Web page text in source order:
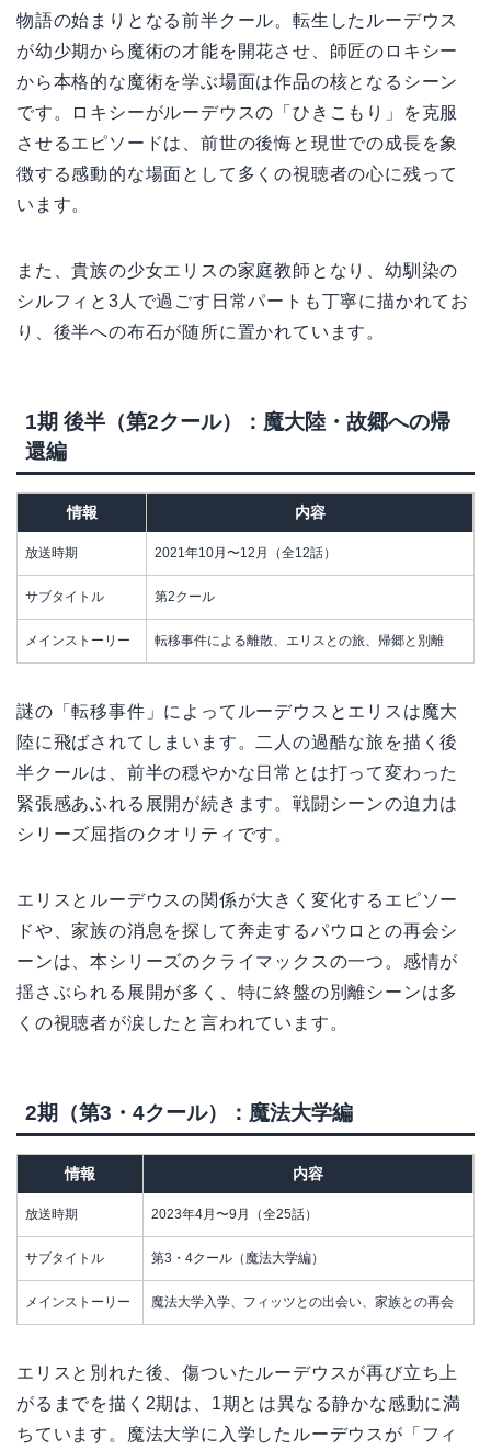
物語の始まりとなる前半クール。転生したルーデウス
が幼少期から魔術の才能を開花させ、師匠のロキシー
から本格的な魔術を学ぶ場面は作品の核となるシーン
です。ロキシーがルーデウスの「ひきこもり」を克服
させるエピソードは、前世の後悔と現世での成長を象
徴する感動的な場面として多くの視聴者の心に残って
います。
また、貴族の少女エリスの家庭教師となり、幼馴染の
シルフィと3人で過ごす日常パートも丁寧に描かれてお
り、後半への布石が随所に置かれています。
1期 後半（第2クール）：魔大陸・故郷への帰
還編
情報 内容
放送時期 2021年10月〜12月（全12話）
サブタイトル 第2クール
メインストーリー 転移事件による離散、エリスとの旅、帰郷と別離
謎の「転移事件」によってルーデウスとエリスは魔大
陸に飛ばされてしまいます。二人の過酷な旅を描く後
半クールは、前半の穏やかな日常とは打って変わった
緊張感あふれる展開が続きます。戦闘シーンの迫力は
シリーズ屈指のクオリティです。
エリスとルーデウスの関係が大きく変化するエピソー
ドや、家族の消息を探して奔走するパウロとの再会シ
ーンは、本シリーズのクライマックスの一つ。感情が
揺さぶられる展開が多く、特に終盤の別離シーンは多
くの視聴者が涙したと言われています。
2期（第3・4クール）：魔法大学編
情報 内容
放送時期 2023年4月〜9月（全25話）
サブタイトル 第3・4クール（魔法大学編）
メインストーリー 魔法大学入学、フィッツとの出会い、家族との再会
エリスと別れた後、傷ついたルーデウスが再び立ち上
がるまでを描く2期は、1期とは異なる静かな感動に満
ちています。魔法大学に入学したルーデウスが「フィ